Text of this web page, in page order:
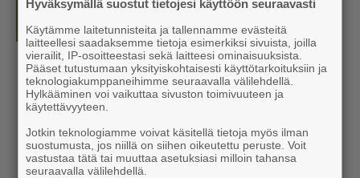
Hyväksymällä suostut tietojesi käyttöön seuraavasti
Käytämme laitetunnisteita ja tallennamme evästeitä
laitteellesi saadaksemme tietoja esimerkiksi sivuista, joilla
vierailit, IP-osoitteestasi sekä laitteesi ominaisuuksista.
Pääset tutustumaan yksityiskohtaisesti käyttötarkoituksiin ja
teknologiakumppaneihimme seuraavalla välilehdellä.
Hylkääminen voi vaikuttaa sivuston toimivuuteen ja
käytettävyyteen.
Jotkin teknologiamme voivat käsitellä tietoja myös ilman
suostumusta, jos niillä on siihen oikeutettu peruste. Voit
vastustaa tätä tai muuttaa asetuksiasi milloin tahansa
seuraavalla välilehdellä.